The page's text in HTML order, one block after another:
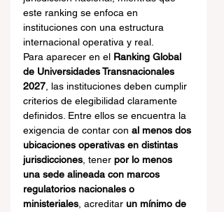
este ranking se enfoca en
instituciones con una estructura
internacional operativa y real.
Para aparecer en el Ranking Global
de Universidades Transnacionales
2027 , las instituciones deben cumplir
criterios de elegibilidad claramente
definidos. Entre ellos se encuentra la
exigencia de contar con al menos dos
ubicaciones operativas en distintas
jurisdicciones , tener por lo menos
una sede alineada con marcos
regulatorios nacionales o
ministeriales , acreditar un mínimo de